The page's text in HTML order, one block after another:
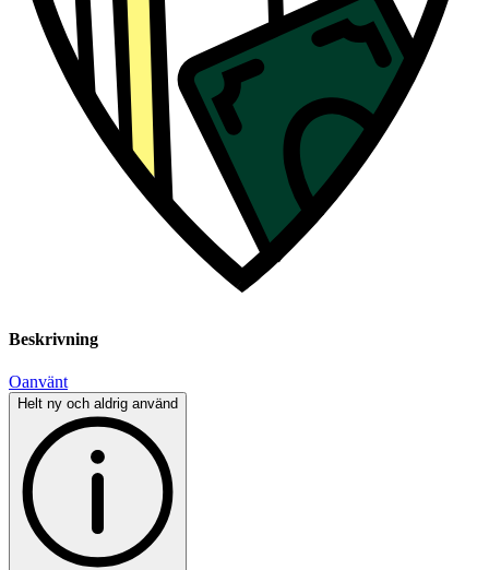
Beskrivning
Oanvänt
Helt ny och aldrig använd